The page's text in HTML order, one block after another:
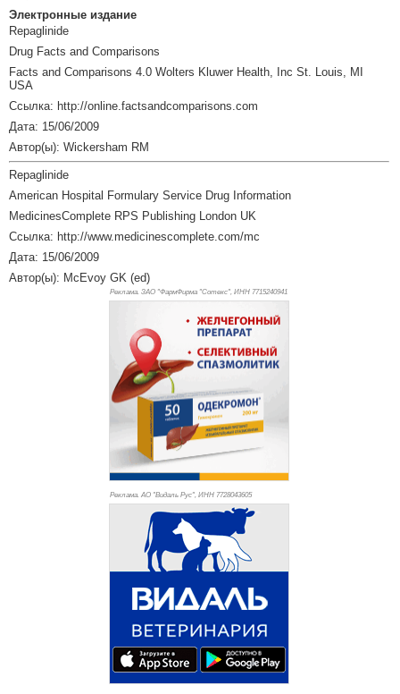
Электронные издание
Repaglinide
Drug Facts and Comparisons
Facts and Comparisons 4.0 Wolters Kluwer Health, Inc St. Louis, MI
USA
Ссылка: http://online.factsandcomparisons.com
Дата: 15/06/2009
Автор(ы): Wickersham RM
Repaglinide
American Hospital Formulary Service Drug Information
MedicinesComplete RPS Publishing London UK
Ссылка: http://www.medicinescomplete.com/mc
Дата: 15/06/2009
Автор(ы): McEvoy GK (ed)
Реклама. ЗАО "ФармФирма "Сотекс", ИНН 7715240941
Реклама. АО "Видаль Рус", ИНН 7728043605